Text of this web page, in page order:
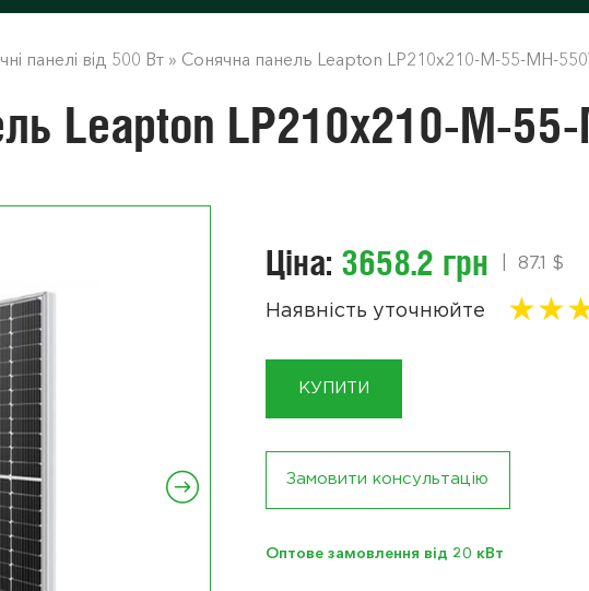
панелі від 500 Вт » Сонячна панель Leapton LP210x210-M-55-MH-
Leapton LP210x210-M-
Ціна: 3658.2 грн 87.1 $
Наявність уточнюйте ★★
КУПИТИ
Замовити консультацію
Оптове замовлення від 20 кВт